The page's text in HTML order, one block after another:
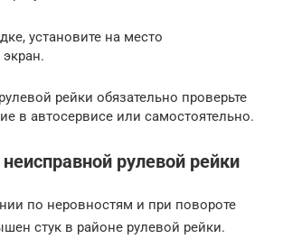
установите на место
рейки обязательно проверьте
в автосервисе или самостоятельно.
рулевой рейки
по неровностям и при повороте
стук в районе рулевой рейки.